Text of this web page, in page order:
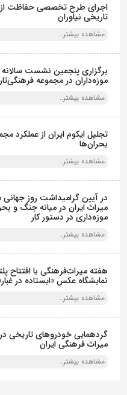
اجرای طرح تخصصی حفاظت از
تاریخی نیاوران
مشاهده بیشتر..
برگزاری پنجمین نشست
موزه‌داران در مجموعه
مشاهده بیشتر..
تجلیل ایکوم ایران از عملکرد
بحران‌ها
مشاهده بیشتر..
در آیین گرامیداشت روز
میراث ایران در میانه جنگ و
موزه‌داری در دستور کار
مشاهده بیشتر..
هفته میراث‌فرهنگی با افتتاح
نمایشگاه عکس «ایستاده در
مشاهده بیشتر..
گردهمایی خودروهای تاریخی
میراث فرهنگی ایران
مشاهده بیشتر..